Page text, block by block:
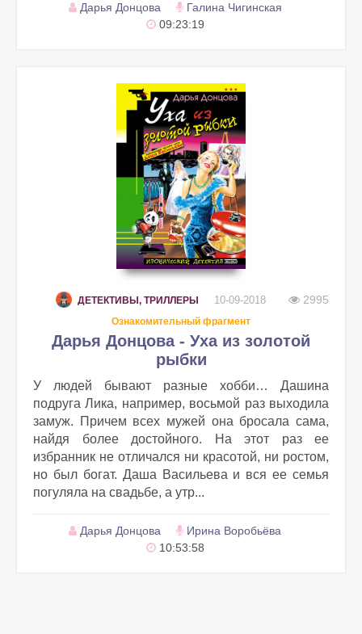
Дарья Донцова
Галина Чигинская
09:23:19
ДЕТЕКТИВЫ, ТРИЛЛЕРЫ 10-09-2018 2995
Ознакомительный фрагмент
Дарья Донцова - Уха из золотой
рыбки
У людей бывают разные хобби… Дашина
подруга Лика, например, восьмой раз выходила
замуж. Причем всех мужей она бросала сама,
найдя более достойного. На этот раз ее
избранник не отличался ни красотой, ни ростом,
но был богат. Даша Васильева и вся ее семья
погуляла на свадьбе, а утр...
Дарья Донцова
Ирина Воробьёва
10:53:58